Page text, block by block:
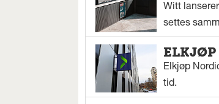
Witt
settes
ELKJØP
Elkjøp
tid.